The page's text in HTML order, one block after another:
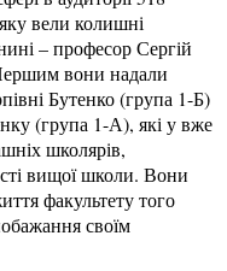
вели колишні
– професор Сергій
вони надали
Бутенко (група 1-Б)
(група 1-А), які у вже
школярів,
вищої школи. Вони
факультету того
своїм